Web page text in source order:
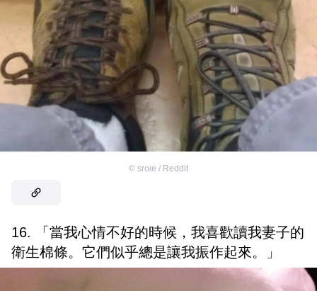
© sroie / Reddit
16. 「當我心情不好的時候，我喜歡讀我妻子的
衛生棉條。它們似乎總是讓我振作起來。」